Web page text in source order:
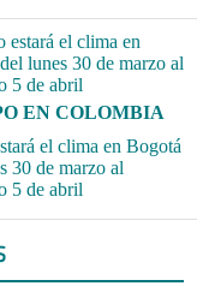
EN COLOMBIA
el clima en Bogotá
30 de marzo al
5 de abril